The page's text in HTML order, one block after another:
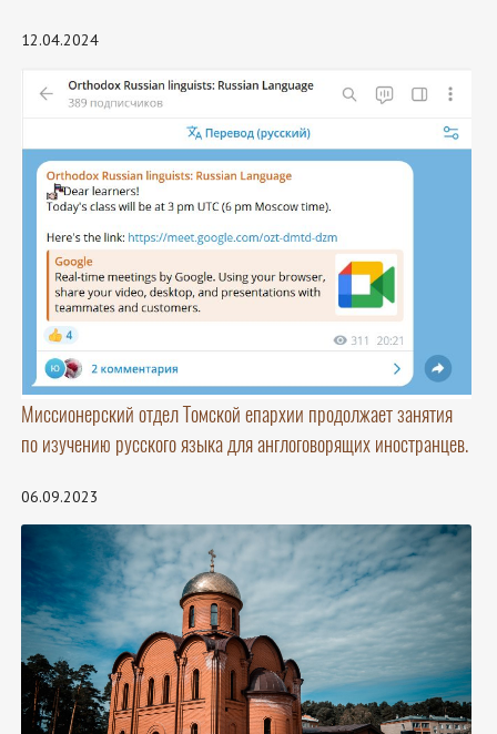
12.04.2024
Миссионерский отдел Томской епархии продолжает занятия
по изучению русского языка для англоговорящих иностранцев.
06.09.2023